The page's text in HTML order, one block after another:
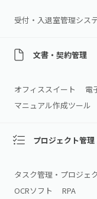
受付・入退室管理シス
文書・契約管理
オフィススイート 電
マニュアル作成ツール
プロジェクト管
タスク管理・プロジェ
OCRソフト
RPA